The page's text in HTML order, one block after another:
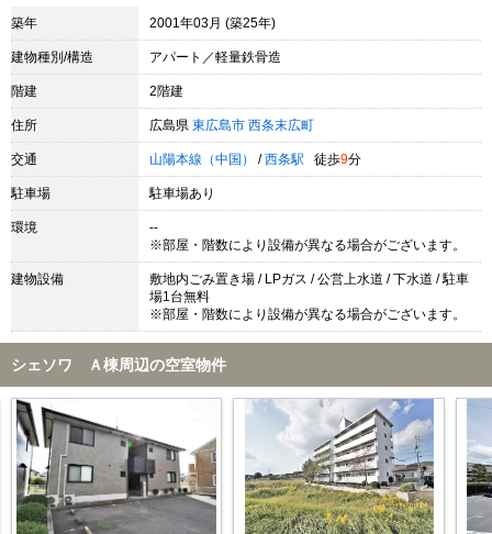
築年 2001年03月 (築25年)
建物種別/構造 アパート／軽量鉄骨造
階建 2階建
住所 広島県 東広島市 西条末広町
交通 山陽本線（中国） / 西条駅 徒歩9分
駐車場 駐車場あり
環境
--
※部屋・階数により設備が異なる場合がございます。
建物設備
敷地内ごみ置き場 / LPガス / 公営上水道 / 下水道 / 駐車
場1台無料
※部屋・階数により設備が異なる場合がございます。
シェソワ Ａ棟周辺の空室物件